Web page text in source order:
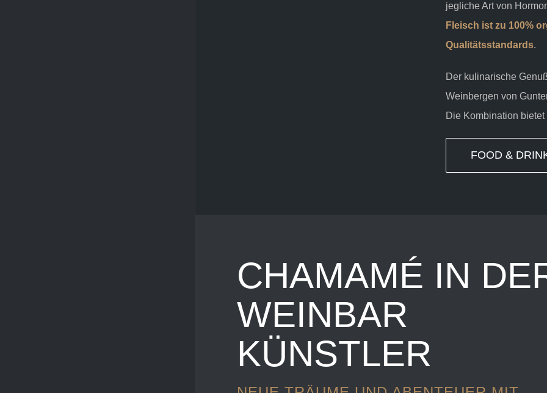
jegliche Art von
Fleisch ist zu 100%
Qualitätsstandards.
Der kulinarische
Weinbergen von
Die Kombination
FOOD &
CHAMAMÉ IN
WEINBAR
KÜNSTLER